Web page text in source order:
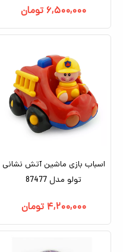
۶,۵۰۰,۰۰۰ تومان
اسباب بازی ماشین آتش نشانی
تولو مدل 87477
۴,۲۰۰,۰۰۰ تومان